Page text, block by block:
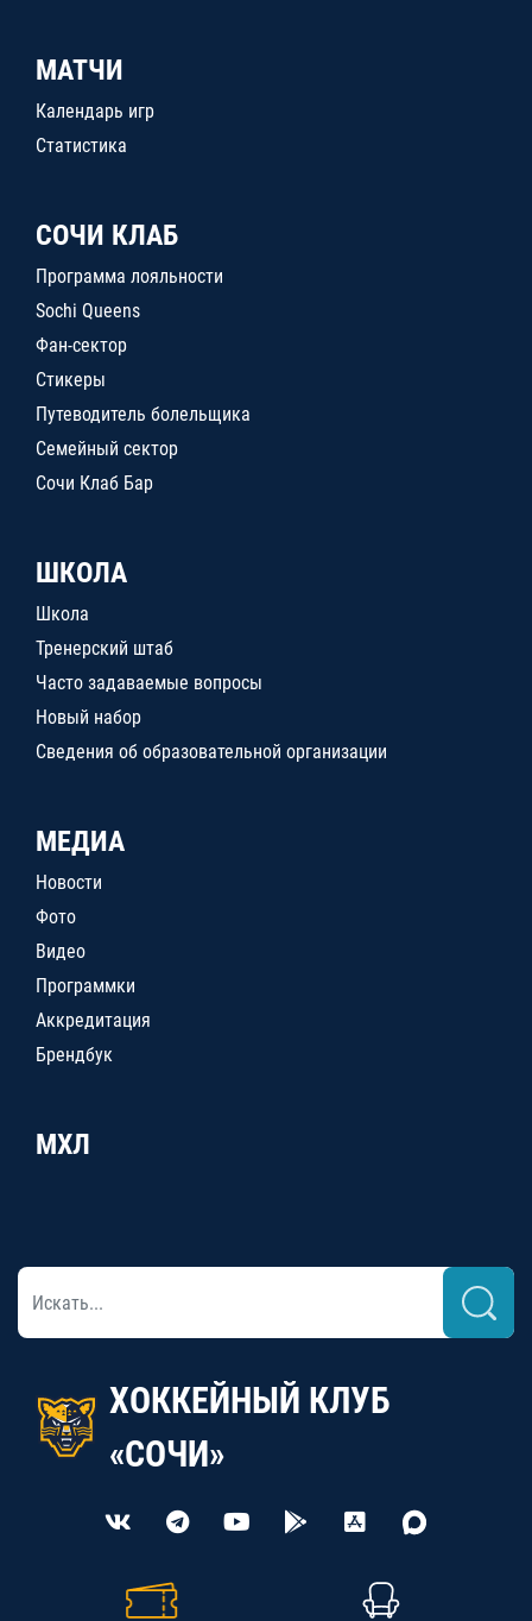
МАТЧИ
Календарь игр
Статистика
СОЧИ КЛАБ
Программа лояльности
Sochi Queens
Фан-сектор
Стикеры
Путеводитель болельщика
Семейный сектор
Сочи Клаб Бар
ШКОЛА
Школа
Тренерский штаб
Часто задаваемые вопросы
Новый набор
Сведения об образовательной организации
МЕДИА
Новости
Фото
Видео
Программки
Аккредитация
Брендбук
МХЛ
ХОККЕЙНЫЙ КЛУБ
«СОЧИ»